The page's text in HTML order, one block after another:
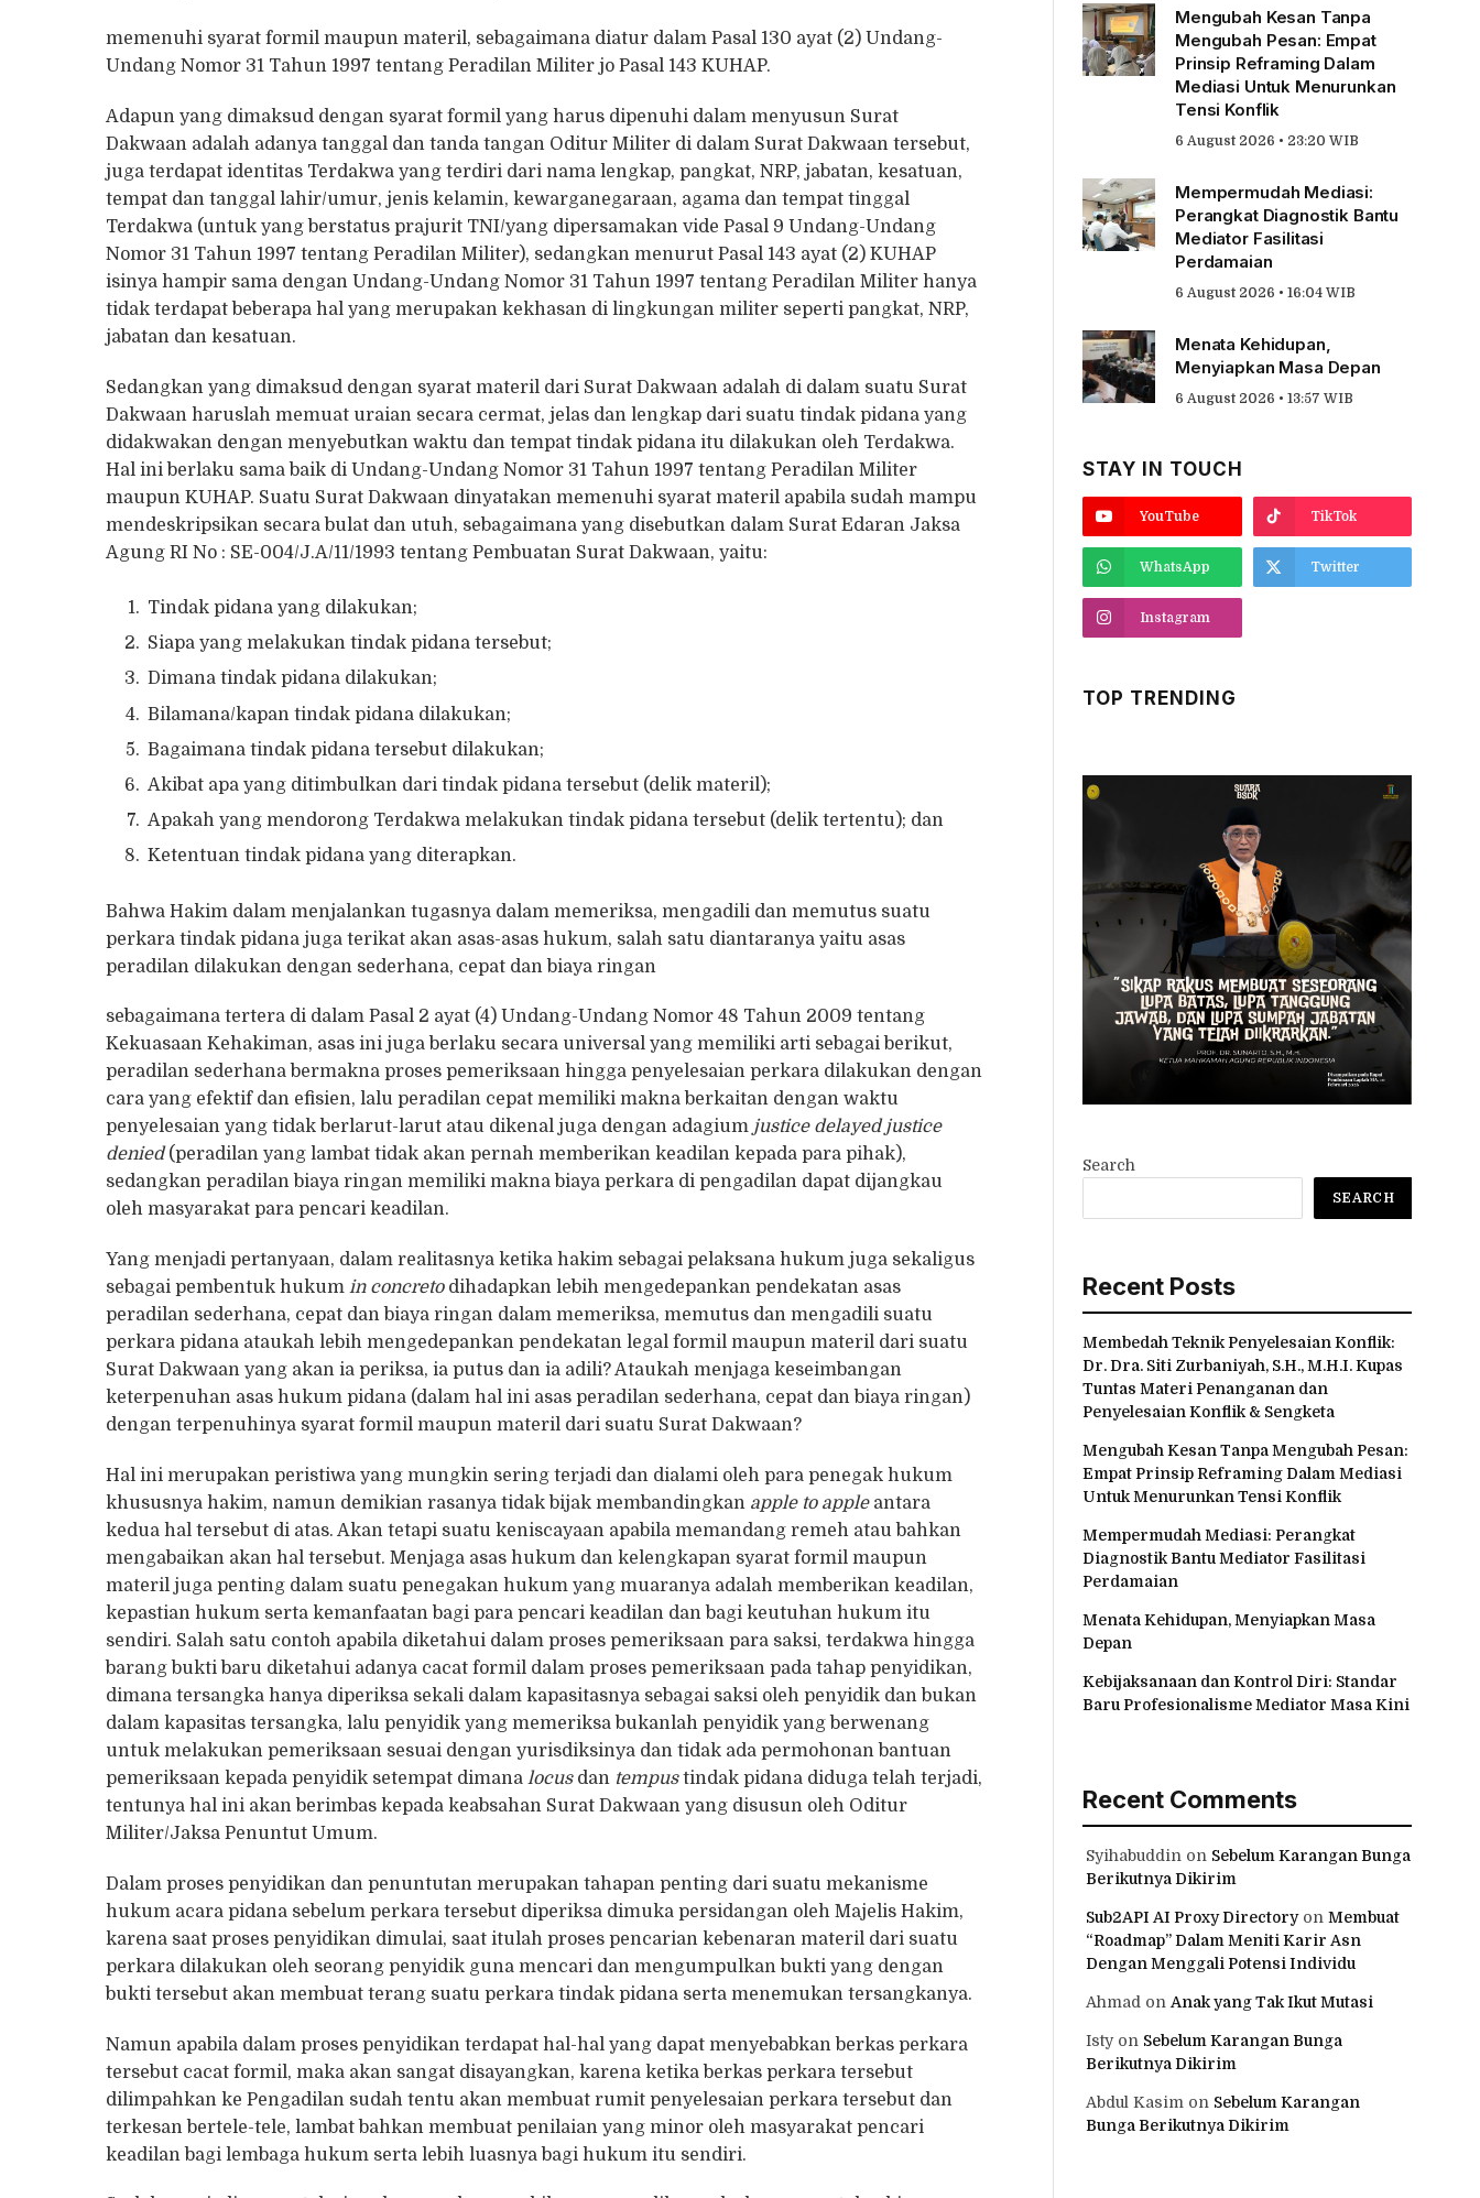
memenuhi syarat formil maupun materil, sebagaimana diatur dalam Pasal 130 ayat (2) Undang-
Undang Nomor 31 Tahun 1997 tentang Peradilan Militer jo Pasal 143 KUHAP.
Adapun yang dimaksud dengan syarat formil yang harus dipenuhi dalam menyusun Surat
Dakwaan adalah adanya tanggal dan tanda tangan Oditur Militer di dalam Surat Dakwaan tersebut,
juga terdapat identitas Terdakwa yang terdiri dari nama lengkap, pangkat, NRP, jabatan, kesatuan,
tempat dan tanggal lahir/umur, jenis kelamin, kewarganegaraan, agama dan tempat tinggal
Terdakwa (untuk yang berstatus prajurit TNI/yang dipersamakan vide Pasal 9 Undang-Undang
Nomor 31 Tahun 1997 tentang Peradilan Militer), sedangkan menurut Pasal 143 ayat (2) KUHAP
isinya hampir sama dengan Undang-Undang Nomor 31 Tahun 1997 tentang Peradilan Militer hanya
tidak terdapat beberapa hal yang merupakan kekhasan di lingkungan militer seperti pangkat, NRP,
jabatan dan kesatuan.
Sedangkan yang dimaksud dengan syarat materil dari Surat Dakwaan adalah di dalam suatu Surat
Dakwaan haruslah memuat uraian secara cermat, jelas dan lengkap dari suatu tindak pidana yang
didakwakan dengan menyebutkan waktu dan tempat tindak pidana itu dilakukan oleh Terdakwa.
Hal ini berlaku sama baik di Undang-Undang Nomor 31 Tahun 1997 tentang Peradilan Militer
maupun KUHAP. Suatu Surat Dakwaan dinyatakan memenuhi syarat materil apabila sudah mampu
mendeskripsikan secara bulat dan utuh, sebagaimana yang disebutkan dalam Surat Edaran Jaksa
Agung RI No : SE-004/J.A/11/1993 tentang Pembuatan Surat Dakwaan, yaitu:
Tindak pidana yang dilakukan;
Siapa yang melakukan tindak pidana tersebut;
Dimana tindak pidana dilakukan;
Bilamana/kapan tindak pidana dilakukan;
Bagaimana tindak pidana tersebut dilakukan;
Akibat apa yang ditimbulkan dari tindak pidana tersebut (delik materil);
Apakah yang mendorong Terdakwa melakukan tindak pidana tersebut (delik tertentu); dan
Ketentuan tindak pidana yang diterapkan.
Bahwa Hakim dalam menjalankan tugasnya dalam memeriksa, mengadili dan memutus suatu
perkara tindak pidana juga terikat akan asas-asas hukum, salah satu diantaranya yaitu asas
peradilan dilakukan dengan sederhana, cepat dan biaya ringan
sebagaimana tertera di dalam Pasal 2 ayat (4) Undang-Undang Nomor 48 Tahun 2009 tentang
Kekuasaan Kehakiman, asas ini juga berlaku secara universal yang memiliki arti sebagai berikut,
peradilan sederhana bermakna proses pemeriksaan hingga penyelesaian perkara dilakukan dengan
cara yang efektif dan efisien, lalu peradilan cepat memiliki makna berkaitan dengan waktu
penyelesaian yang tidak berlarut-larut atau dikenal juga dengan adagium justice delayed justice
denied (peradilan yang lambat tidak akan pernah memberikan keadilan kepada para pihak),
sedangkan peradilan biaya ringan memiliki makna biaya perkara di pengadilan dapat dijangkau
oleh masyarakat para pencari keadilan.
Yang menjadi pertanyaan, dalam realitasnya ketika hakim sebagai pelaksana hukum juga sekaligus
sebagai pembentuk hukumin concretodihadapkan lebih mengedepankan pendekatan asas
peradilan sederhana, cepat dan biaya ringan dalam memeriksa, memutus dan mengadili suatu
perkara pidana ataukah lebih mengedepankan pendekatan legal formil maupun materil dari suatu
Surat Dakwaan yang akan ia periksa, ia putus dan ia adili? Ataukah menjaga keseimbangan
keterpenuhan asas hukum pidana (dalam hal ini asas peradilan sederhana, cepat dan biaya ringan)
dengan terpenuhinya syarat formil maupun materil dari suatu Surat Dakwaan?
Hal ini merupakan peristiwa yang mungkin sering terjadi dan dialami oleh para penegak hukum
khususnya hakim, namun demikian rasanya tidak bijak membandingkan apple to appleantara
kedua hal tersebut di atas. Akan tetapi suatu keniscayaan apabila memandang remeh atau bahkan
mengabaikan akan hal tersebut. Menjaga asas hukum dan kelengkapan syarat formil maupun
materil juga penting dalam suatu penegakan hukum yang muaranya adalah memberikan keadilan,
kepastian hukum serta kemanfaatan bagi para pencari keadilan dan bagi keutuhan hukum itu
sendiri. Salah satu contoh apabila diketahui dalam proses pemeriksaan para saksi, terdakwa hingga
barang bukti baru diketahui adanya cacat formil dalam proses pemeriksaan pada tahap penyidikan,
dimana tersangka hanya diperiksa sekali dalam kapasitasnya sebagai saksi oleh penyidik dan bukan
dalam kapasitas tersangka, lalu penyidik yang memeriksa bukanlah penyidik yang berwenang
untuk melakukan pemeriksaan sesuai dengan yurisdiksinya dan tidak ada permohonan bantuan
pemeriksaan kepada penyidik setempat dimanalocusdan tempustindak pidana diduga telah terjadi,
tentunya hal ini akan berimbas kepada keabsahan Surat Dakwaan yang disusun oleh Oditur
Militer/Jaksa Penuntut Umum.
Dalam proses penyidikan dan penuntutan merupakan tahapan penting dari suatu mekanisme
hukum acara pidana sebelum perkara tersebut diperiksa dimuka persidangan oleh Majelis Hakim,
karena saat proses penyidikan dimulai, saat itulah proses pencarian kebenaran materil dari suatu
perkara dilakukan oleh seorang penyidik guna mencari dan mengumpulkan bukti yang dengan
bukti tersebut akan membuat terang suatu perkara tindak pidana serta menemukan tersangkanya.
Namun apabila dalam proses penyidikan terdapat hal-hal yang dapat menyebabkan berkas perkara
tersebut cacat formil, maka akan sangat disayangkan, karena ketika berkas perkara tersebut
dilimpahkan ke Pengadilan sudah tentu akan membuat rumit penyelesaian perkara tersebut dan
terkesan bertele-tele, lambat bahkan membuat penilaian yang minor oleh masyarakat pencari
keadilan bagi lembaga hukum serta lebih luasnya bagi hukum itu sendiri.
Mengubah Kesan Tanpa
Mengubah Pesan: Empat
Prinsip Reframing Dalam
Mediasi Untuk Menurunkan
Tensi Konflik
6 August 2026 • 23:20 WIB
Mempermudah Mediasi:
Perangkat Diagnostik Bantu
Mediator Fasilitasi
Perdamaian
6 August 2026 • 16:04 WIB
Menata Kehidupan,
Menyiapkan Masa Depan
6 August 2026 • 13:57 WIB
STAY IN TOUCH
YouTube TikTok
WhatsApp Twitter
Instagram
TOP TRENDING
Search
SEARCH
Recent Posts
Membedah Teknik Penyelesaian Konflik:
Dr. Dra. Siti Zurbaniyah, S.H., M.H.I. Kupas
Tuntas Materi Penanganan dan
Penyelesaian Konflik & Sengketa
Mengubah Kesan Tanpa Mengubah Pesan:
Empat Prinsip Reframing Dalam Mediasi
Untuk Menurunkan Tensi Konflik
Mempermudah Mediasi: Perangkat
Diagnostik Bantu Mediator Fasilitasi
Perdamaian
Menata Kehidupan, Menyiapkan Masa
Depan
Kebijaksanaan dan Kontrol Diri: Standar
Baru Profesionalisme Mediator Masa Kini
Recent Comments
Syihabuddin on Sebelum Karangan Bunga
Berikutnya Dikirim
Sub2API AI Proxy Directoryon Membuat
“Roadmap” Dalam Meniti Karir Asn
Dengan Menggali Potensi Individu
Ahmad on Anak yang Tak Ikut Mutasi
Istyon Sebelum Karangan Bunga
Berikutnya Dikirim
Abdul Kasim on Sebelum Karangan
Bunga Berikutnya Dikirim